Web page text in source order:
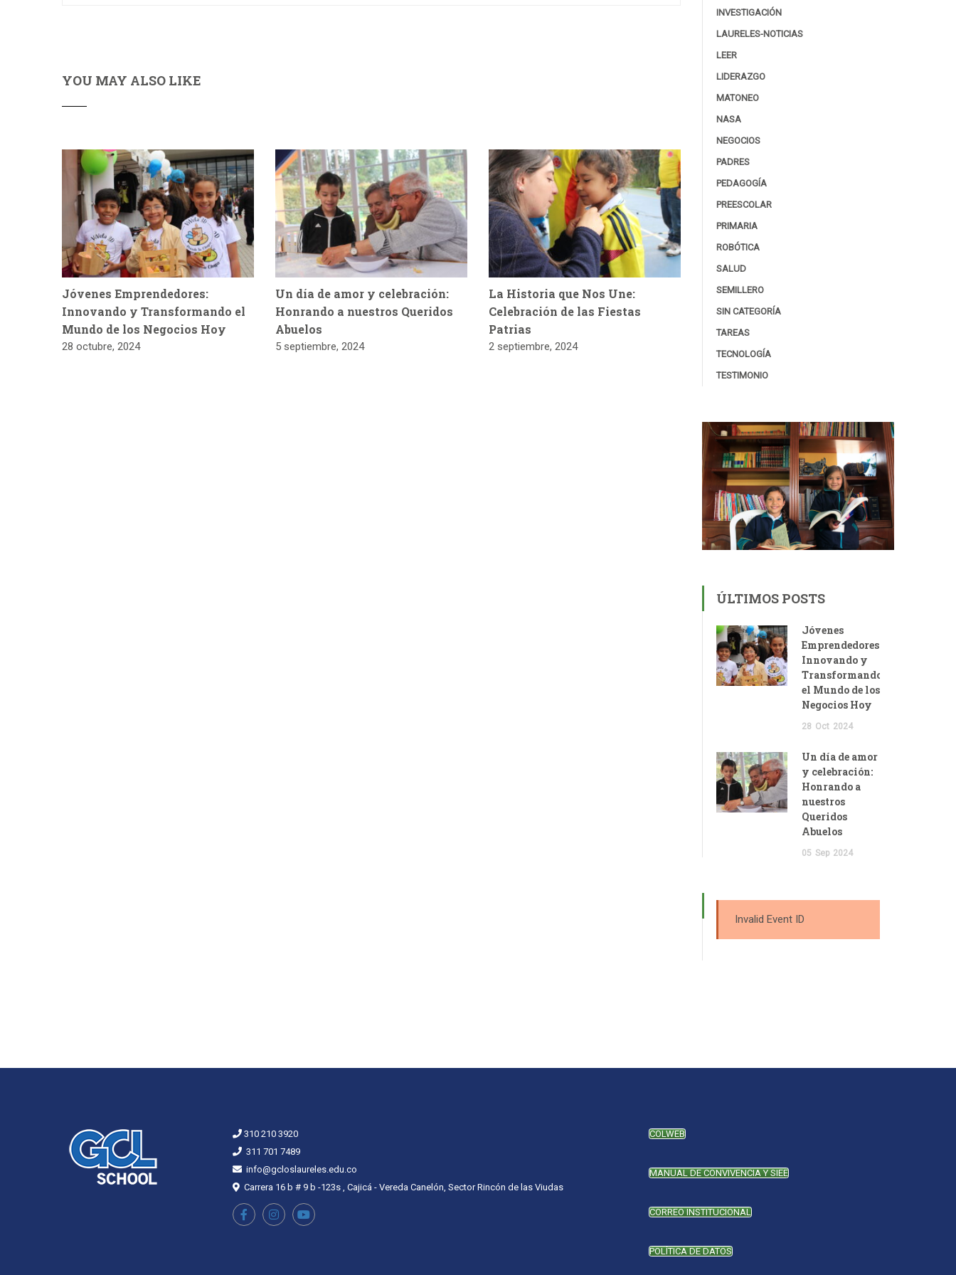
YOU MAY ALSO LIKE
Jóvenes Emprendedores:
Innovando y Transformando el
Mundo de los Negocios Hoy
28 octubre, 2024
Un día de amor y celebración:
Honrando a nuestros Queridos
Abuelos
5 septiembre, 2024
La Historia que Nos Une:
Celebración de las Fiestas
Patrias
2 septiembre, 2024
INVESTIGACIÓN
LAURELES-NOTICIAS
LEER
LIDERAZGO
MATONEO
NASA
NEGOCIOS
PADRES
PEDAGOGÍA
PREESCOLAR
PRIMARIA
ROBÓTICA
SALUD
SEMILLERO
SIN CATEGORÍA
TAREAS
TECNOLOGÍA
TESTIMONIO
ÚLTIMOS POSTS
Jóvenes
Emprendedores:
Innovando y
Transformando
el Mundo de los
Negocios Hoy
28 Oct 2024
Un día de amor
y celebración:
Honrando a
nuestros
Queridos
Abuelos
05 Sep 2024
Invalid Event ID
310 210 3920
311 701 7489
info@gcloslaureles.edu.co
Carrera 16 b # 9 b -123s , Cajicá - Vereda Canelón, Sector Rincón de las Viudas
COLWEB
MANUAL DE CONVIVENCIA Y SIEE
CORREO INSTITUCIONAL
POLÍTICA DE DATOS